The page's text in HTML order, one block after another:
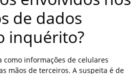
de dados
inquérito?
informações de celulares
mãos de terceiros. A suspeita é de